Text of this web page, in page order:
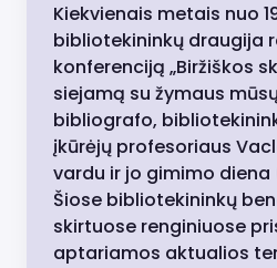
Kiekvienais metais nuo
bibliotekininkų draugija
konferenciją „Biržiškos
siejamą su žymaus
bibliografo,
įkūrėjų profesoriaus
vardu ir jo gimimo
Šiose bibliotekininkų
skirtuose renginiuose
aptariamos aktualios